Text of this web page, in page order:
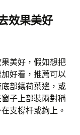
效果美好
美好，假如想把
好看，推薦可以
部鑲荷葉邊，或
子上部裝兩對稱
支橕杆或鉤上。